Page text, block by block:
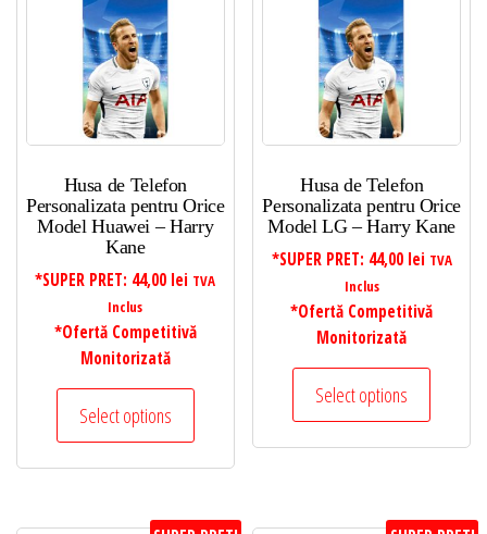
Husa de Telefon
Personalizata pentru Orice
Model Huawei – Harry
Kane
*SUPER PRET: 44,00 lei TVA
Inclus
*Ofertă Competitivă
Monitorizată
Select options
Husa de Telefon
Personalizata pentru Orice
Model LG – Harry Kane
*SUPER PRET: 44,00 lei TVA
Inclus
*Ofertă Competitivă
Monitorizată
Select options